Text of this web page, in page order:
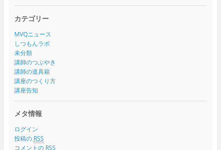
カテゴリー
MVQニュース
しつもんラボ
未分類
講師のつぶやき
講師の道具箱
講座のつくり方
講座告知
メタ情報
ログイン
投稿の RSS
コメントの RSS